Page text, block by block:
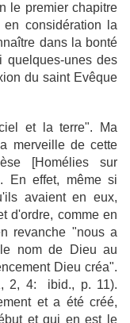
le premier chapitre
considération la
dans la bonté
quelques-unes des
du saint Evêque
et la terre". Ma
merveille de cette
[Homélies sur
En effet, même si
avaient en eux,
d'ordre, comme en
revanche "nous a
nom de Dieu au
Dieu créa".
2, 4: ibid., p. 11).
et a été créé,
et qui en est le